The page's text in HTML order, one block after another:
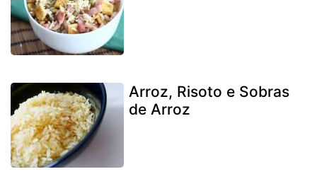
Arroz, Risoto e Sobras
de Arroz